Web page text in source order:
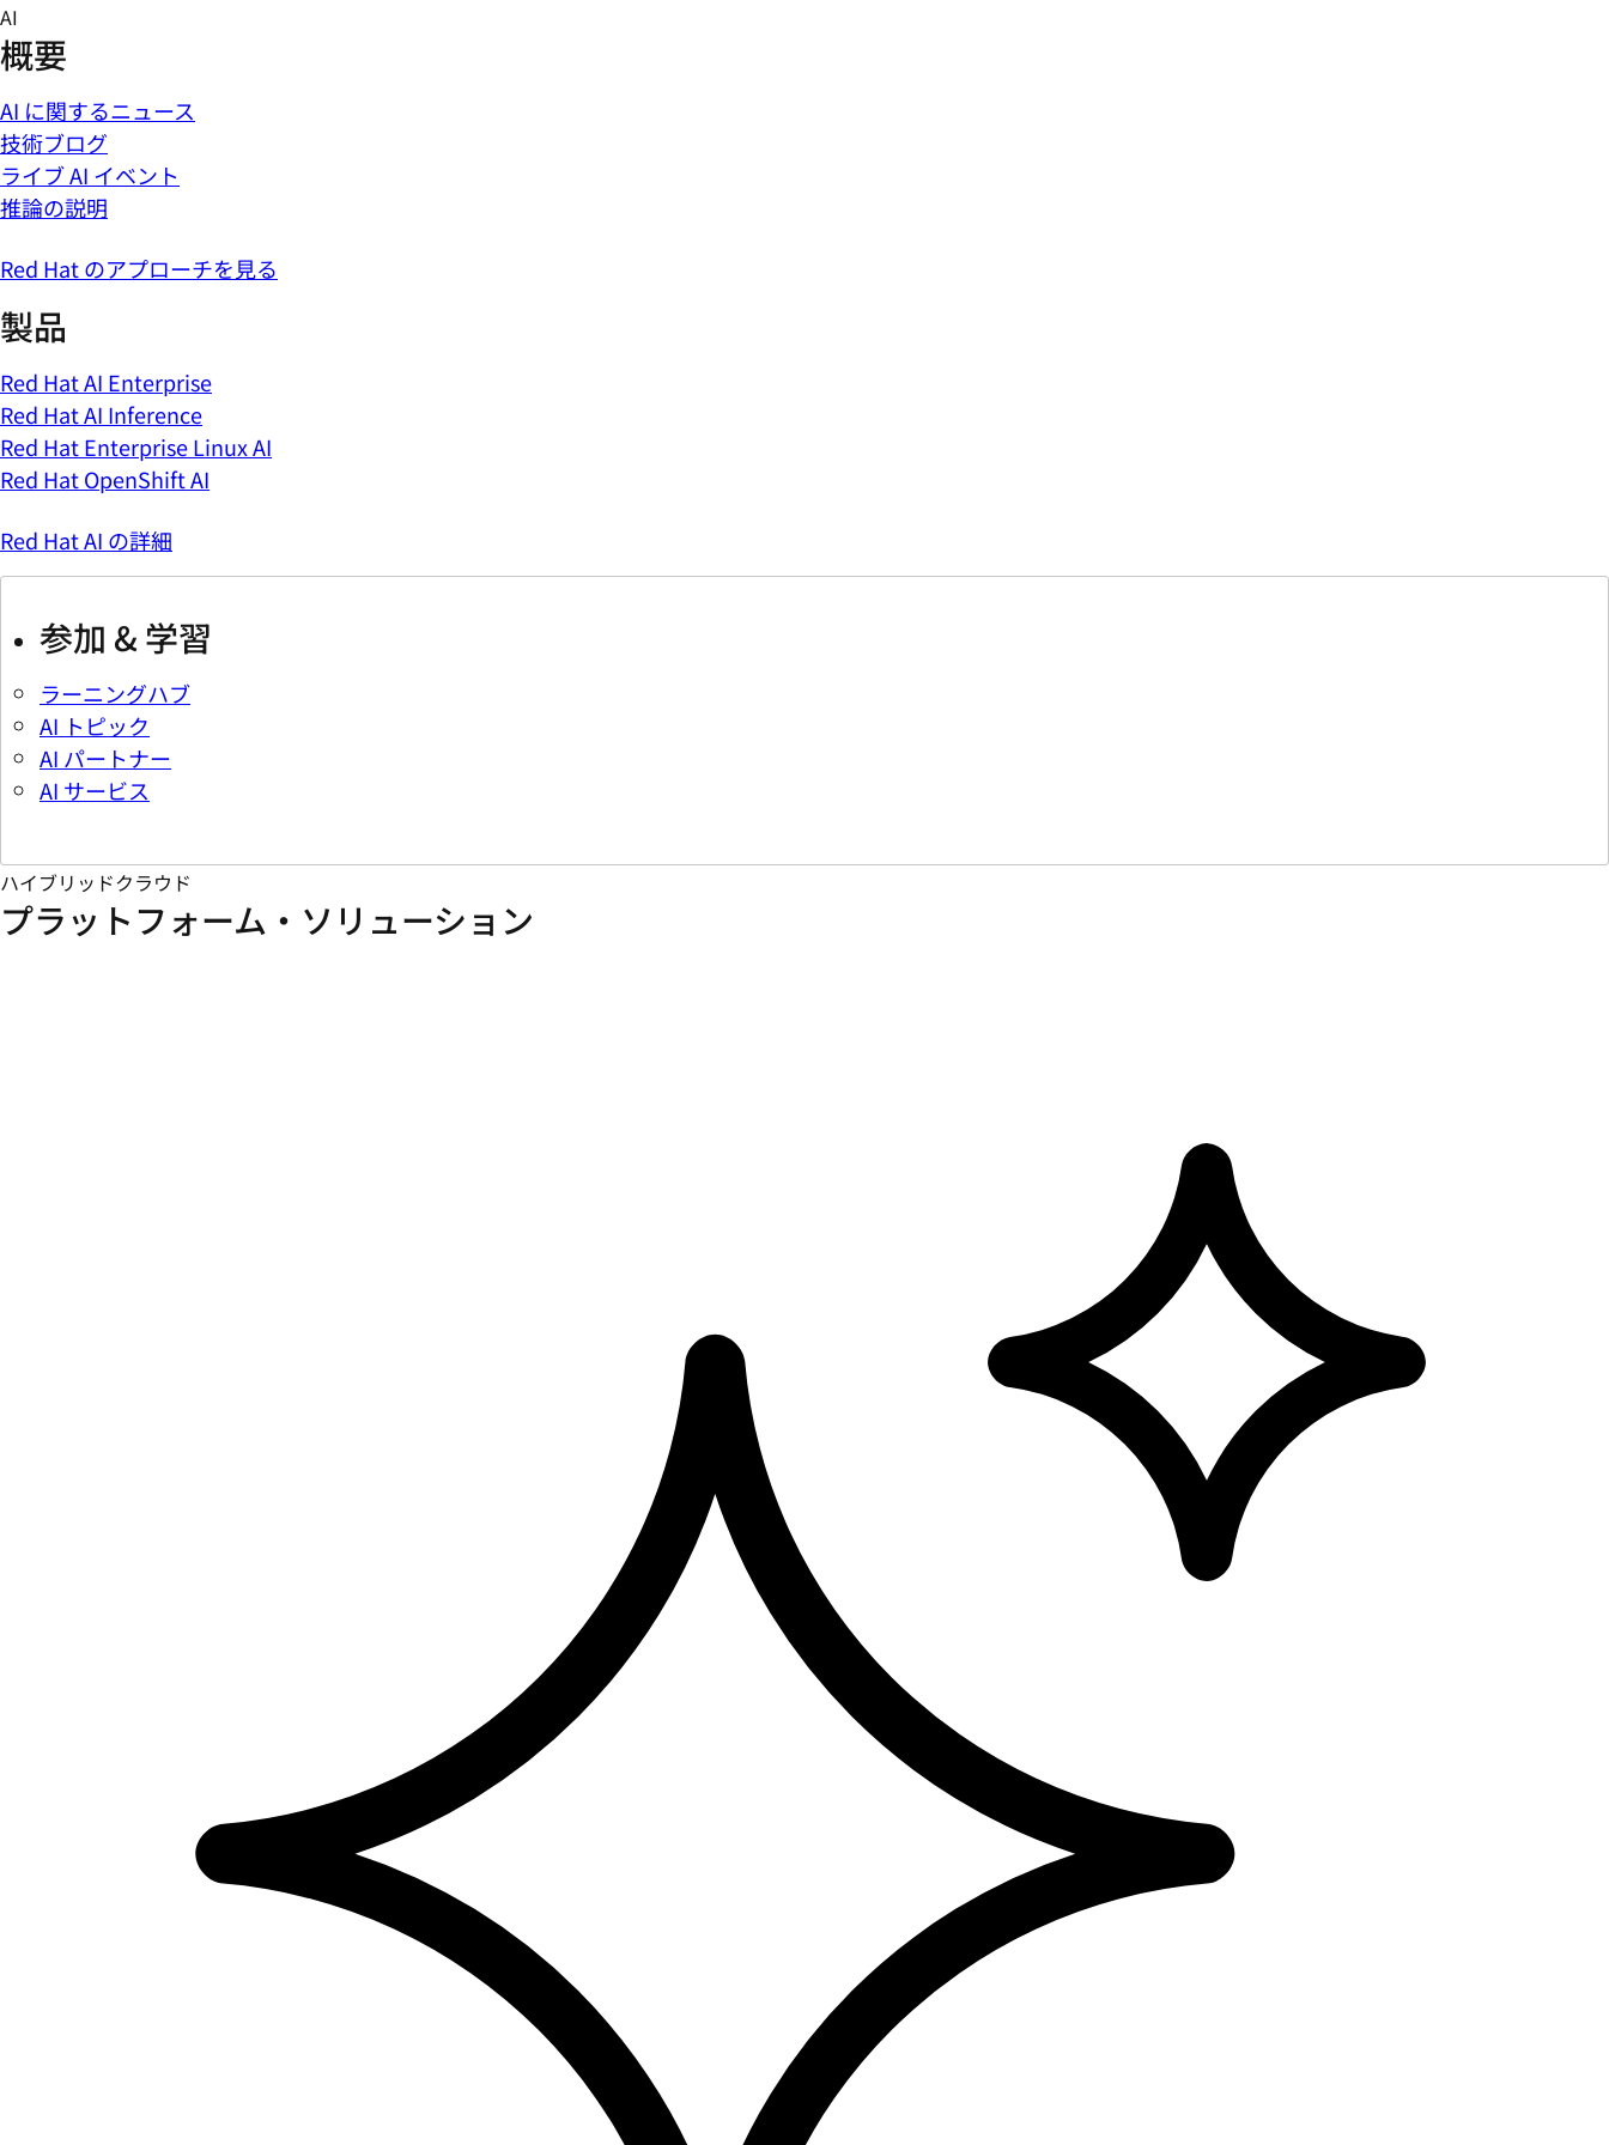
Skip
to
content
AI
概要
AI に関するニュース
技術ブログ
ライブ AI イベント
推論の説明
Red Hat のアプローチを見る
製品
Red Hat AI Enterprise
Red Hat AI Inference
Red Hat Enterprise Linux AI
Red Hat OpenShift AI
Red Hat AI の詳細
参加 & 学習
ラーニングハブ
AI トピック
AI パートナー
AI サービス
ハイブリッドクラウド
プラットフォーム・ソリューション